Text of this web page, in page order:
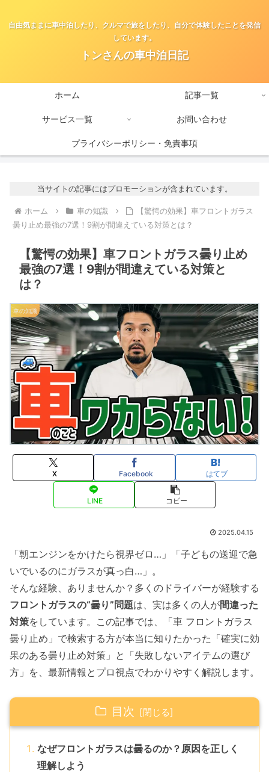
自由気ままに車中泊したり、クルマで旅をしたり、自分で体験したことを発信
しています。
トンさんの車中泊日記
ホーム 記事一覧
サービス一覧 お問い合わせ
プライバシーポリシー・免責事項
当サイトの記事にはプロモーションが含まれています。
ホーム 車の知識
【驚愕の効果】車フロントガラス
曇り止め最強の7選！9割が間違えている対策とは？
【驚愕の効果】車フロントガラス曇り止め
最強の7選！9割が間違えている対策と
は？
車の知識
X Facebook はてブ
LINE コピー
2025.04.15
「朝エンジンをかけたら視界ゼロ…」「子どもの送迎で急
いでいるのにガラスが真っ白…」。
そんな経験、ありませんか？多くのドライバーが経験する
フロントガラスの“曇り”問題は、実は多くの人が間違った
対策をしています。この記事では、「車 フロントガラス
曇り止め」で検索する方が本当に知りたかった「確実に効
果のある曇り止め対策」と「失敗しないアイテムの選び
方」を、最新情報とプロ視点でわかりやすく解説します。
目次
なぜフロントガラスは曇るのか？原因を正しく
理解しよう